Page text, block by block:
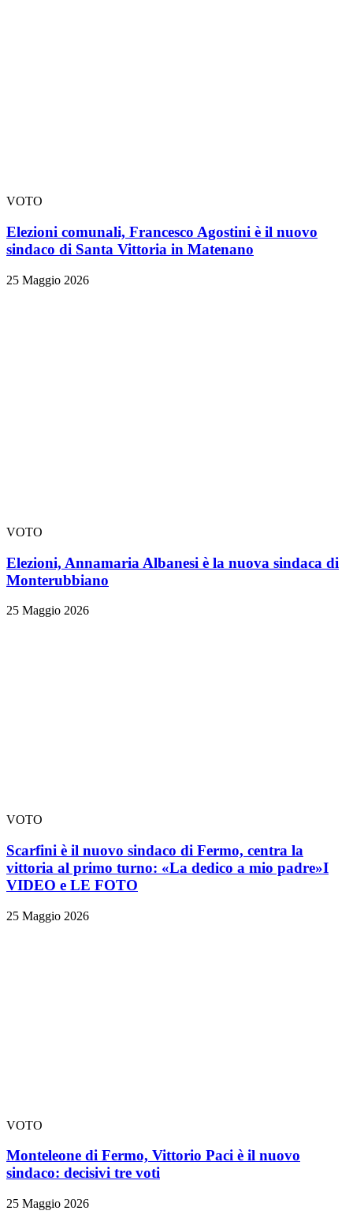
VOTO
Elezioni comunali, Francesco Agostini è il nuovo
sindaco di Santa Vittoria in Matenano
25 Maggio 2026
VOTO
Elezioni, Annamaria Albanesi è la nuova sindaca di
Monterubbiano
25 Maggio 2026
VOTO
Scarfini è il nuovo sindaco di Fermo, centra la
vittoria al primo turno: «La dedico a mio padre»I
VIDEO e LE FOTO
25 Maggio 2026
VOTO
Monteleone di Fermo, Vittorio Paci è il nuovo
sindaco: decisivi tre voti
25 Maggio 2026